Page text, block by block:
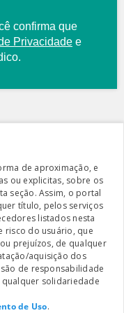
confirma que
Privacidade e
de aproximação, e
ou explicitas, sobre os
seção. Assim, o portal
título, pelos serviços
listados nesta
risco do usuário, que
prejuízos, de qualquer
aquisição dos
de responsabilidade
solidariedade
de Uso.